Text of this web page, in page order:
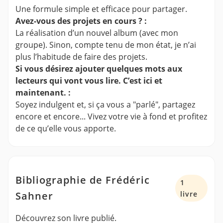
Une formule simple et efficace pour partager.
Avez-vous des projets en cours ? :
La réalisation d’un nouvel album (avec mon
groupe). Sinon, compte tenu de mon état, je n’ai
plus l’habitude de faire des projets.
Si vous désirez ajouter quelques mots aux
lecteurs qui vont vous lire. C’est ici et
maintenant. :
Soyez indulgent et, si ça vous a "parlé", partagez
encore et encore... Vivez votre vie à fond et profitez
de ce qu’elle vous apporte.
Bibliographie de Frédéric
Sahner
1
livre
Découvrez son livre publié.